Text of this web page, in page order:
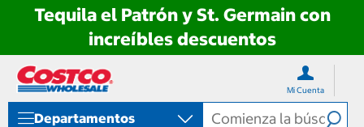
Tequila el Patrón y St. Germain con
increíbles descuentos
directo
contenido
directo
menú
Mi Cuenta
Departamentos